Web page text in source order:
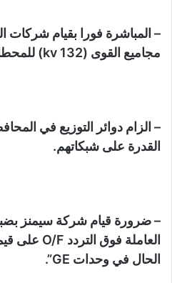
– المباشرة فورا بقيام
مجاميع القوى (132 kv) للمحطات لرفع مستويات الجهد.
– الزام دوائر التوزيع في
القدرة على شبكاتهم.
– ضرورة قيام شركة سيمنز
الحال في وحدات GE”.